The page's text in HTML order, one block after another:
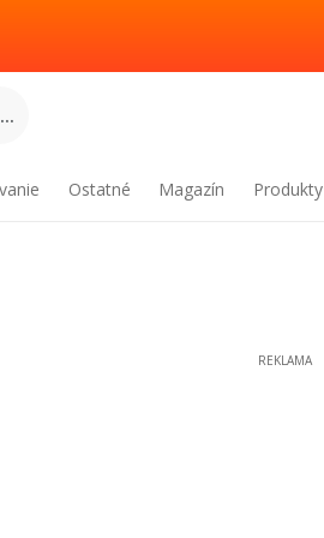
Ostatné Magazín Produkty
REKLAMA